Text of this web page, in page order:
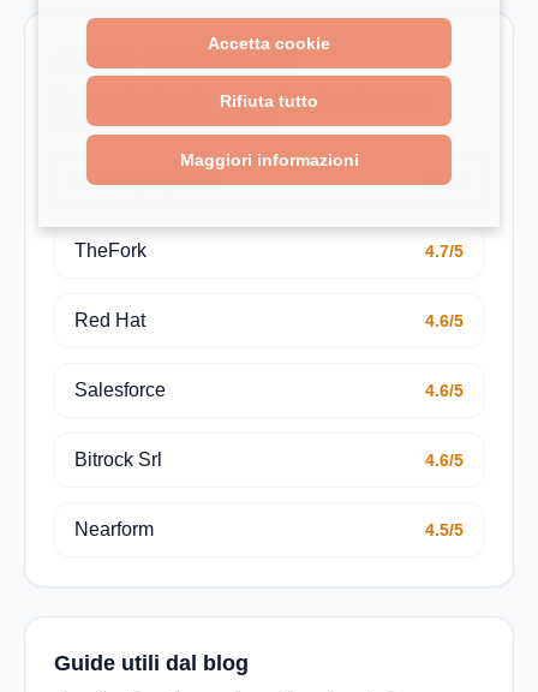
Accetta cookie
Rifiuta tutto
Maggiori informazioni
Aziende da confrontare
Pagine azienda utili per estendere il confronto su
stipendio, rating e recensioni.
Bending Spoons 4.7/5
TheFork 4.7/5
Red Hat 4.6/5
Salesforce 4.6/5
Bitrock Srl 4.6/5
Nearform 4.5/5
Guide utili dal blog